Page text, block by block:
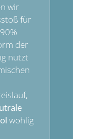
wir
für
der
nutzt
wohlig